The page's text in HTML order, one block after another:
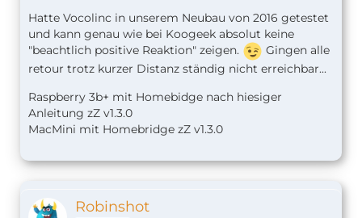
Yours sincerely,
------------------
VOCOlinc CareXpress Team
Hatte Vocolinc in unserem Neubau von 2016 getestet
und kann genau wie bei Koogeek absolut keine
"beachtlich positive Reaktion" zeigen.
Gingen alle
retour trotz kurzer Distanz ständig nicht erreichbar...
Raspberry 3b+ mit Homebidge nach hiesiger
Anleitung zZ v1.3.0
MacMini mit Homebridge zZ v1.3.0
Robinshot